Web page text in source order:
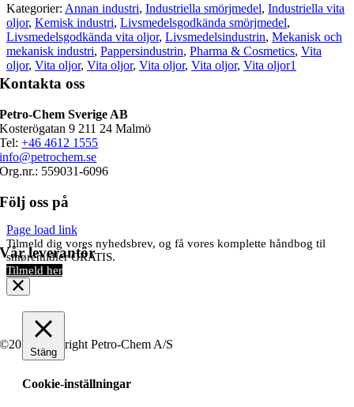
Kategorier: Annan industri, Industriella smörjmedel, Industriella vita
oljor, Kemisk industri, Livsmedelsgodkända smörjmedel,
Livsmedelsgodkända vita oljor, Livsmedelsindustrin, Mekanisk och
mekanisk industri, Pappersindustrin, Pharma & Cosmetics, Vita
oljor, Vita oljor, Vita oljor, Vita oljor, Vita oljor, Vita oljor1
Kontakta oss
Petro-Chem Sverige AB
Kosterögatan 9 211 24 Malmö
Tel:+46 4612 1555
info@petrochem.se
Org.nr.: 559031-6096
Följ oss på
Vår leverantör
©2019 Copyright Petro-Chem A/S
Page load link
Tilmeld dig vores nyhedsbrev, og få vores komplette håndbog til
smøremidler GRATIS.
Tilmeld her
Stäng
Cookie-inställningar